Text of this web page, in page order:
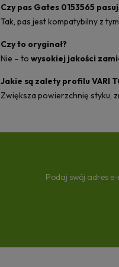
Czy pas Gates 0153565
Tak, pas jest kompatybilny z
Czy to oryginał?
Nie – to wysokiej jakości
Jakie są zalety profilu VARI
Zwiększa powierzchnię styku,
Podaj swój adres